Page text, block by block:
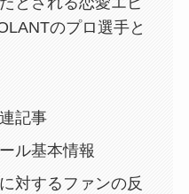
のプロ選手と
記事
ル基本情報
対するファンの反